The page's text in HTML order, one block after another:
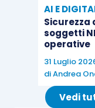
al quale
riconoscenti,
neanche dopo
eliminato
menù. Anche
AI E
Sicurezza
soggetti
operative
31 Luglio
diAndrea
Vedi